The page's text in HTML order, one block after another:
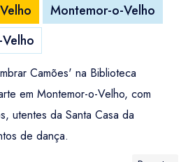
Montemor-o-Velho
Camões' na Biblioteca
em Montemor-o-Velho, com
utentes da Santa Casa da
de dança.